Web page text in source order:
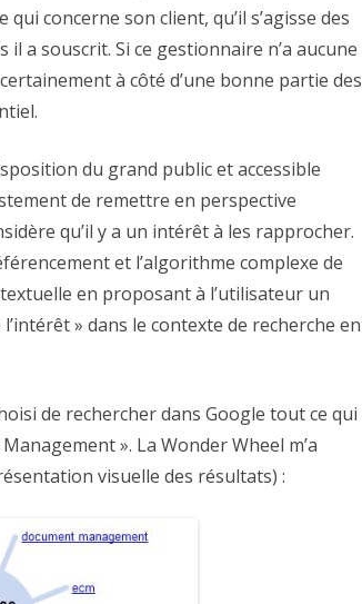
concerne son client, qu’il s’agisse des
il a souscrit. Si ce gestionnaire n’a aucune
à côté d’une bonne partie des
du grand public et accessible
de remettre en perspective
qu’il y a un intérêt à les rapprocher.
et l’algorithme complexe de
en proposant à l’utilisateur un
» dans le contexte de recherche en
de rechercher dans Google tout ce qui
». La Wonder Wheel m’a
visuelle des résultats) :